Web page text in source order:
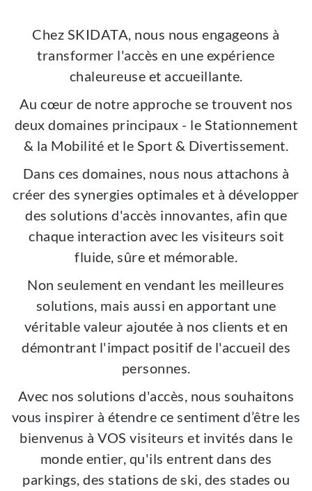
Chez SKIDATA, nous nous engageons à
transformer l'accès en une expérience
chaleureuse et accueillante.
Au cœur de notre approche se trouvent nos
deux domaines principaux - le Stationnement
& la Mobilité et le Sport & Divertissement.
Dans ces domaines, nous nous attachons à
créer des synergies optimales et à développer
des solutions d'accès innovantes, afin que
chaque interaction avec les visiteurs soit
fluide, sûre et mémorable.
Non seulement en vendant les meilleures
solutions, mais aussi en apportant une
véritable valeur ajoutée à nos clients et en
démontrant l'impact positif de l'accueil des
personnes.
Avec nos solutions d'accès, nous souhaitons
vous inspirer à étendre ce sentiment d’être les
bienvenus à VOS visiteurs et invités dans le
monde entier, qu'ils entrent dans des
parkings, des stations de ski, des stades ou